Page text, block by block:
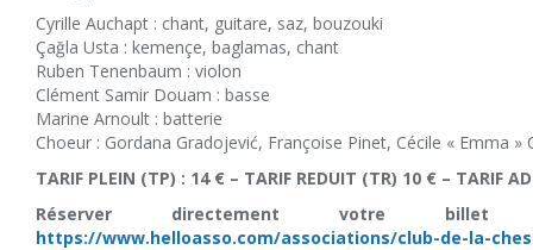
Cyrille Auchapt : chant, guitare, saz, bouzouki
Çağla Usta : kemençe, baglamas, chant
Ruben Tenenbaum : violon
Clément Samir Douam : basse
Marine Arnoult : batterie
Choeur : Gordana Gradojević, Françoise Pinet, Cécile « Emma »
TARIF PLEIN (TP) : 14 € – TARIF REDUIT (TR) 10 € – TARIF
Réserver directement votre billet
https://www.helloasso.com/associations/club-de-la-